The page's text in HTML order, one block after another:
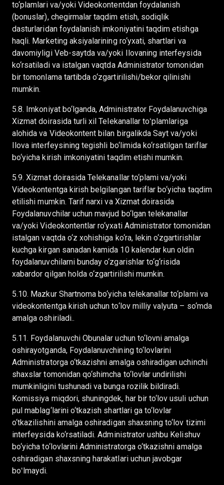
to‘plamlari va/yoki Videokontentdan foydalanish
(bonuslar), chegirmalar taqdim etish, sodiqlik
dasturlaridan foydalanish imkoniyatini taqdim etishga
haqli. Marketing aksiyalarining ro‘yxati, shartlari va
davomiyligi Veb-saytda va/yoki Ilovaning interfeysida
ko‘rsatiladi va istalgan vaqtda Administrator tomonidan
bir tomonlama tartibda o‘zgartirilishi/bekor qilinishi
mumkin.
5.8. Imkoniyat bo‘lganda, Administrator Foydalanuvchiga
Xizmat doirasida turli xil Telekanallar toʻplamlariga
alohida va Videokontent bilan birgalikda Sayt va/yoki
Ilova interfeysining tegishli bo‘limida ko‘rsatilgan tariflar
bo‘yicha kirish imkoniyatini taqdim etishi mumkin.
5.9. Xizmat doirasida Telekanallar to‘plami va/yoki
Videokontentga kirish belgilangan tariflar bo‘yicha taqdim
etilishi mumkin. Tarif narxi va Xizmat doirasida
Foydalanuvchilar uchun mavjud bo‘lgan telekanallar
va/yoki Videokontentlar ro‘yxati Administrator tomonidan
istalgan vaqtda o‘z xohishiga ko‘ra, lekin o‘zgartirishlar
kuchga kirgan sanadan kamida 10 kalendar kun oldin
foydalanuvchilarni bunday o‘zgarishlar to‘g‘risida
xabardor qilgan holda o‘zgartirilishi mumkin.
5.10. Mazkur Shartnoma bo‘yicha telekanallar to‘plami va
videokontentga kirish uchun to‘lov milliy valyuta – so‘mda
amalga oshiriladi..
5.11. Foydalanuvchi Obunalar uchun to‘lovni amalga
oshirayotganda, Foydalanuvchining to‘lovlarini
Administratorga o‘tkazishni amalga oshiradigan uchinchi
shaxslar tomonidan qo‘shimcha to‘lovlar undirilishi
mumkinligini tushunadi va bunga rozilik bildiradi.
Komissiya miqdori, shuningdek, har bir to‘lov usuli uchun
pul mablag‘larini o‘tkazish shartlari ga to‘lovlar
o‘tkazilishini amalga oshiradigan shaxsning to‘lov tizimi
interfeysida ko‘rsatiladi. Administrator ushbu Kelishuv
bo‘yicha to‘lovlarini Administratorga o‘tkazishni amalga
oshiradigan shaxsning harakatlari uchun javobgar
boʻlmaydi.